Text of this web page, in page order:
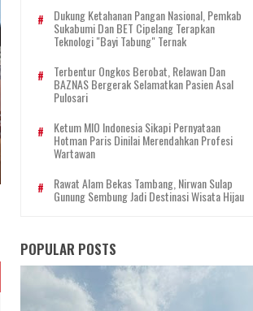
Dukung Ketahanan Pangan Nasional, Pemkab
Sukabumi Dan BET Cipelang Terapkan
Teknologi "Bayi Tabung" Ternak
Terbentur Ongkos Berobat, Relawan Dan
BAZNAS Bergerak Selamatkan Pasien Asal
Pulosari
Ketum MIO Indonesia Sikapi Pernyataan
Hotman Paris Dinilai Merendahkan Profesi
Wartawan
Rawat Alam Bekas Tambang, Nirwan Sulap
Gunung Sembung Jadi Destinasi Wisata Hijau
POPULAR POSTS